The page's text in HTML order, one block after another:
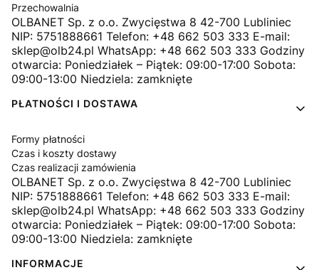
Przechowalnia
OLBANET Sp. z o.o. Zwycięstwa 8 42-700 Lubliniec
NIP: 5751888661 Telefon: +48 662 503 333 E-mail:
sklep@olb24.pl WhatsApp: +48 662 503 333 Godziny
otwarcia: Poniedziałek – Piątek: 09:00-17:00 Sobota:
09:00-13:00 Niedziela: zamknięte
PŁATNOŚCI I DOSTAWA
Formy płatności
Czas i koszty dostawy
Czas realizacji zamówienia
OLBANET Sp. z o.o. Zwycięstwa 8 42-700 Lubliniec
NIP: 5751888661 Telefon: +48 662 503 333 E-mail:
sklep@olb24.pl WhatsApp: +48 662 503 333 Godziny
otwarcia: Poniedziałek – Piątek: 09:00-17:00 Sobota:
09:00-13:00 Niedziela: zamknięte
INFORMACJE